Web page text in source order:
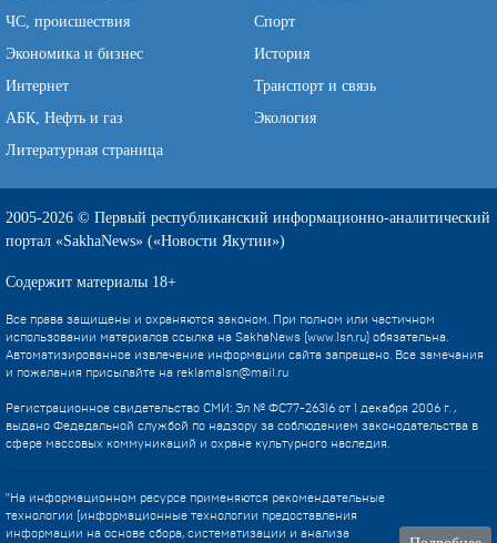
ЧС, происшествия
Спорт
Экономика и бизнес
История
Интернет
Транспорт и связь
АБК, Нефть и газ
Экология
Литературная страница
2005-2026 © Первый республиканский информационно-аналитический
портал «SakhaNews» («Новости Якутии»)
Содержит материалы 18+
Все права защищены и охраняются законом. При полном или частичном
использовании материалов ссылка на SakhaNews (www.1sn.ru) обязательна.
Автоматизированное извлечение информации сайта запрещено. Все замечания
и пожелания присылайте на reklama1sn@mail.ru
Регистрационное свидетельство СМИ: Эл № ФС77-26316 от 1 декабря 2006 г. ,
выдано Федедальной службой по надзору за соблюдением законодательства в
сфере массовых коммуникаций и охране культурного наследия.
"На информационном ресурсе применяются рекомендательные
технологии (информационные технологии предоставления
информации на основе сбора, систематизации и анализа